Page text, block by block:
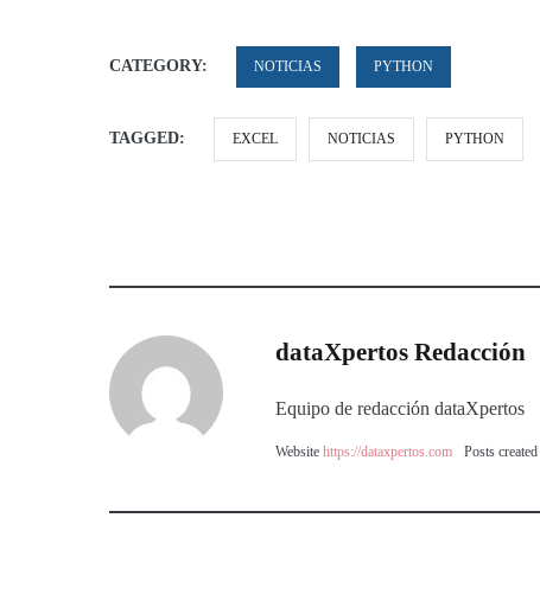
CATEGORY: NOTICIAS PYTHON
TAGGED: EXCEL NOTICIAS PYTHON
dataXpertos Redacción
Equipo de redacción dataXpertos
Website https://dataxpertos.com Posts created